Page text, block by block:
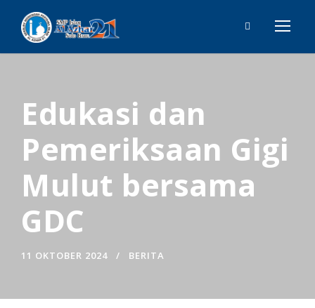
Edukasi dan
Pemeriksaan Gigi
Mulut bersama
GDC
11 OKTOBER 2024 BERITA